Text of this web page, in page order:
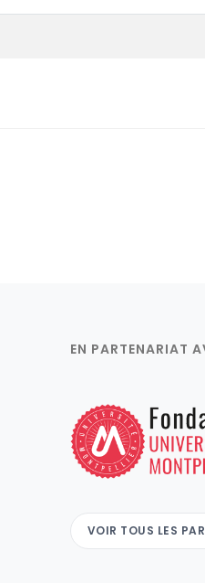
EN PARTENARIAT
VOIR TOUS LES